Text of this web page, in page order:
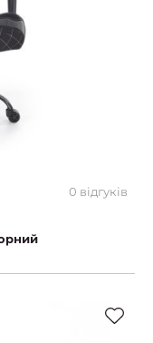
0 відгуків